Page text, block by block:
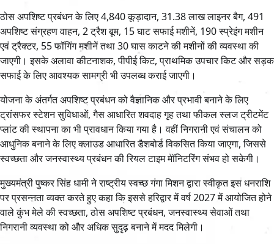
ठोस अपशिष्ट प्रबंधन के लिए 4,840 कूड़ादान, 31.38 लाख लाइनर बैग, 491
अपशिष्ट संग्रहण वाहन, 2 ट्रैश बूम, 15 घाट सफाई मशीनें, 190 स्प्रेइंग मशीन
एवं ट्रैक्टर, 55 फॉगिंग मशीनें तथा 30 घास काटने की मशीनों की व्यवस्था की
जाएगी। इसके अलावा कीटनाशक, पीपीई किट, प्राथमिक उपचार किट और सड़क
सफाई के लिए आवश्यक सामग्री भी उपलब्ध कराई जाएगी।
योजना के अंतर्गत अपशिष्ट प्रबंधन को वैज्ञानिक और प्रभावी बनाने के लिए
ट्रांसफर स्टेशन सुविधाओं, गैस आधारित शवदाह गृह तथा फीकल स्लज ट्रीटमेंट
प्लांट की स्थापना का भी प्रावधान किया गया है। वहीं निगरानी एवं संचालन को
आधुनिक बनाने के लिए क्लाउड आधारित डैशबोर्ड विकसित किया जाएगा, जिससे
स्वच्छता और जनस्वास्थ्य प्रबंधन की रियल टाइम मॉनिटरिंग संभव हो सकेगी।
मुख्यमंत्री पुष्कर सिंह धामी ने राष्ट्रीय स्वच्छ गंगा मिशन द्वारा स्वीकृत इस धनराशि
पर प्रसन्नता व्यक्त करते हुए कहा कि इससे हरिद्वार में वर्ष 2027 में आयोजित होने
वाले कुंभ मेले की स्वच्छता, ठोस अपशिष्ट प्रबंधन, जनस्वास्थ्य सेवाओं तथा
निगरानी व्यवस्था को और अधिक सुदृढ़ बनाने में मदद मिलेगी।